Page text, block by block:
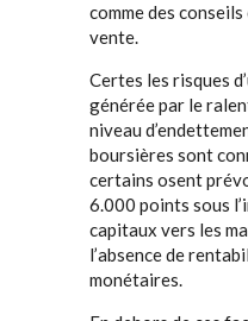
comme des
vente.
Certes les risques
générée par le
niveau
boursières sont
certains osent
6.000 points sous
capitaux vers les
l’absence de
monétaires.